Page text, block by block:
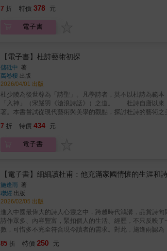
7 折 特價 378 元
電子書
【電子書】杜詩藝術初探
儲砥中 著
萬卷樓 出版
2026/04/01 出版
杜少陵為後世尊為「詩聖」。凡學詩者，莫不以杜詩為範
「入神」（宋嚴羽《滄浪詩話》）之道。 杜詩自唐以來
著。本書嘗試從現代藝術與美學的觀點，探討杜詩的藝術之
7 折 特價 434 元
電子書
【電子書】細細讀杜甫：他充滿家國情懷的生涯和
施逢雨 著
聯經 出版
2026/02/05 出版
進入中國最偉大的詩人心靈之中，跨越時代鴻溝，品賞詩
詩作眾多、內容豐富，緊扣個人的生活、經歷，不只反映
數，可惜多不完全符合現今讀者的需求。對此，施逢雨認
徑。他以古往今來眾多名家的詮釋為基底，仔細考察、梳
85 折 特價 250 元